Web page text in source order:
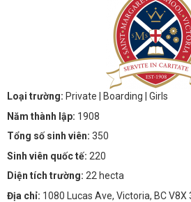
Loại trường: Private | Boarding
| Girls
Năm thành lập: 1908
Tổng số sinh viên: 350
Sinh viên quốc tế: 220
Diện tích trường: 22 hecta
Địa chỉ: 1080 Lucas Ave, Victoria, BC V8X